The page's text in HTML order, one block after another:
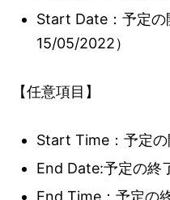
Start Date：予定の
15/05/2022）
【任意項目】
Start Time：予定
End Date:予定の終
End Time：予定の